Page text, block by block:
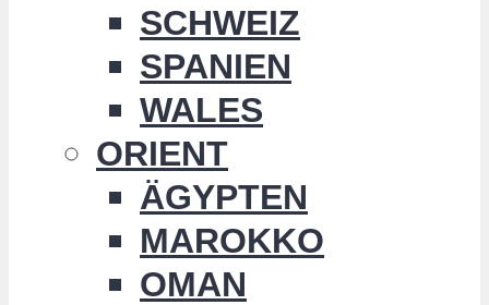
SCHWEIZ
SPANIEN
WALES
ORIENT
ÄGYPTEN
MAROKKO
OMAN